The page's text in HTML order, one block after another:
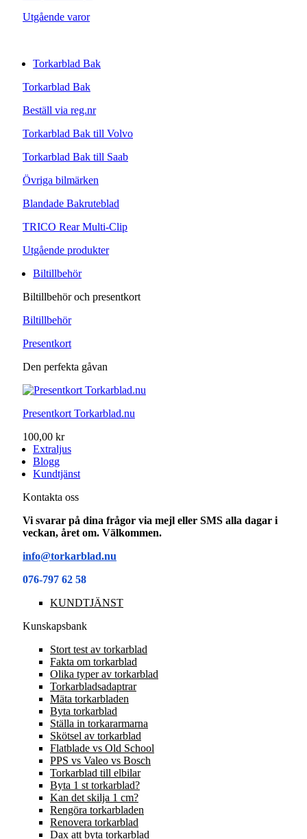
Utgående varor
Torkarblad Bak
Torkarblad Bak
Beställ via reg.nr
Torkarblad Bak till Volvo
Torkarblad Bak till Saab
Övriga bilmärken
Blandade Bakruteblad
TRICO Rear Multi-Clip
Utgående produkter
Biltillbehör
Biltillbehör och presentkort
Biltillbehör
Presentkort
Den perfekta gåvan
Presentkort Torkarblad.nu
100,00 kr
Extraljus
Blogg
Kundtjänst
Kontakta oss
Vi svarar på dina frågor via mejl eller SMS alla dagar i
veckan, året om. Välkommen.
info@torkarblad.nu
076-797 62 58
KUNDTJÄNST
Kunskapsbank
Stort test av torkarblad
Fakta om torkarblad
Olika typer av torkarblad
Torkarbladsadaptrar
Mäta torkarbladen
Byta torkarblad
Ställa in torkararmarna
Skötsel av torkarblad
Flatblade vs Old School
PPS vs Valeo vs Bosch
Torkarblad till elbilar
Byta 1 st torkarblad?
Kan det skilja 1 cm?
Rengöra torkarbladen
Renovera torkarblad
Dax att byta torkarblad